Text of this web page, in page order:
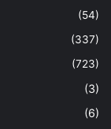
(54)
(337)
(723)
(3)
(6)